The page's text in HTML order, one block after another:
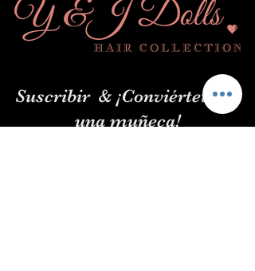
Suscribir & ¡Conviértete en
una muñeca!